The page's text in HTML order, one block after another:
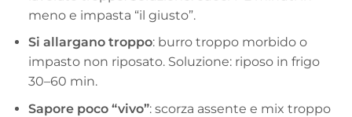
meno e impasta “il giusto”.
Si allargano troppo: burro troppo morbido o
impasto non riposato. Soluzione: riposo in frigo
30–60 min.
Sapore poco “vivo”: scorza assente e mix troppo